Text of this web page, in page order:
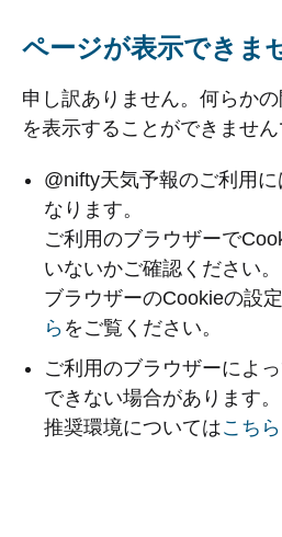
ページが表示できま
申し訳ありません。何らか
を表示することができません
@nifty天気予報のご利用
なります。
ご利用のブラウザーで
いないかご確認ください。
ブラウザーのCookieの設
ら をご覧ください。
ご利用のブラウザーによ
できない場合があります。
推奨環境についてはこちら